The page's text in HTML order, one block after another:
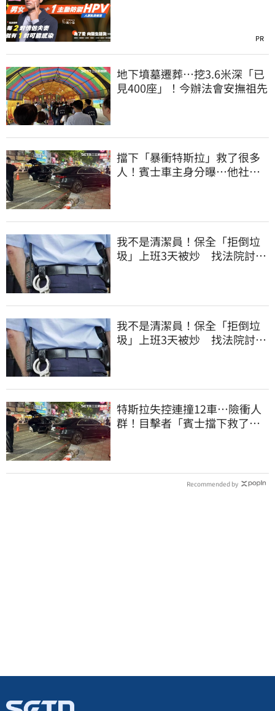
PR
地下墳墓遷葬…挖3.6米深「已
見400座」！今辦法會安撫祖先
擋下「暴衝特斯拉」救了很多
人！賓士車主身分曝…他社群
我不是清潔員！保全「拒倒垃
圾」上班3天被炒 找法院討公
我不是清潔員！保全「拒倒垃
圾」上班3天被炒 找法院討公
特斯拉失控連撞12車…險衝人
群！目擊者「賓士擋下救了好
Recommended by